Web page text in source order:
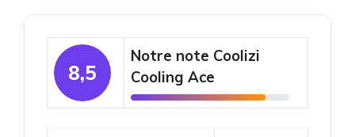
8,5
Notre note Coolizi
Cooling Ace